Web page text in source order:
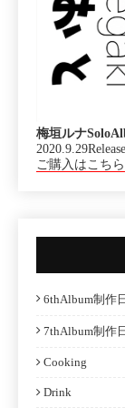
梅垣ルナ
ご購入はこちら
6thAlbum制作
7thAlbum制作
Cooking
Drink